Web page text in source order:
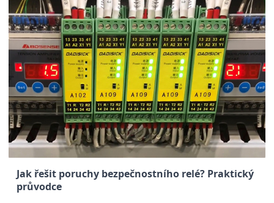
Jak řešit poruchy bezpečnostního relé? Praktický
průvodce